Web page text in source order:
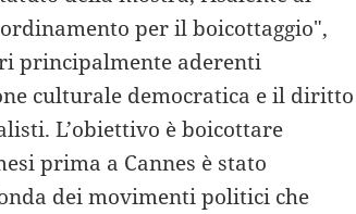
per il boicottaggio",
principalmente aderenti
culturale democratica e il diritto
L’obiettivo è boicottare
prima a Cannes è stato
dei movimenti politici che